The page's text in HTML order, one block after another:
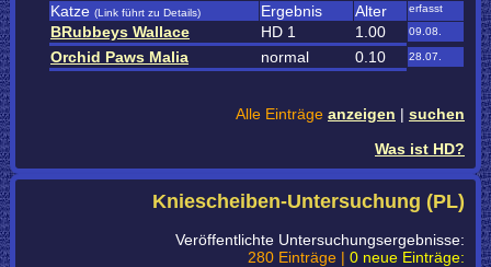
Katze (Link führt zu Details) Ergebnis Alter erfasst
BRubbeys Wallace HD 1 1.00 09.08.
Orchid Paws Malia normal 0.10 28.07.
Alle Einträge anzeigen | suchen
Was ist HD?
Kniescheiben-Untersuchung (PL)
Veröffentlichte Untersuchungsergebnisse:
280 Einträge | 0 neue Einträge: